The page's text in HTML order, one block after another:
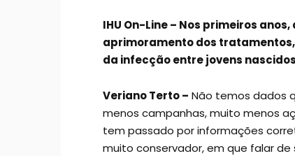
IHU On-Line – Nos primeiros
aprimoramento dos
da infecção entre jovens
Veriano Terto – Não temos dados
menos campanhas, muito menos
tem passado por informações
muito conservador, em que falar